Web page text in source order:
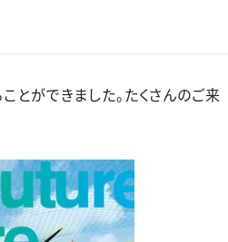
ができました。たくさんのご来